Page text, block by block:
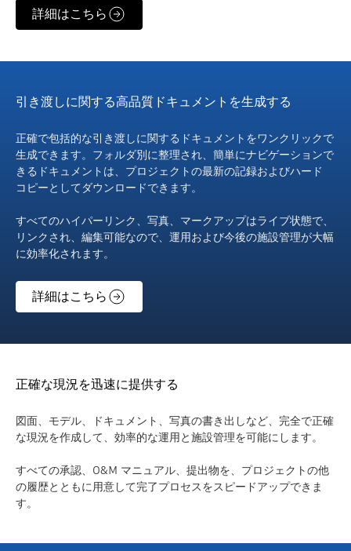
詳細はこちら
引き渡しに関する高品質ドキュメントを生成する
正確で包括的な引き渡しに関するドキュメントをワンクリックで
生成できます。フォルダ別に整理され、簡単にナビゲーションで
きるドキュメントは、プロジェクトの最新の記録およびハード
コピーとしてダウンロードできます。
すべてのハイパーリンク、写真、マークアップはライブ状態で、
リンクされ、編集可能なので、運用および今後の施設管理が大幅
に効率化されます。
詳細はこちら
正確な現況を迅速に提供する
図面、モデル、ドキュメント、写真の書き出しなど、完全で正確
な現況を作成して、効率的な運用と施設管理を可能にします。
すべての承認、O&M マニュアル、提出物を、プロジェクトの他
の履歴とともに用意して完了プロセスをスピードアップできま
す。